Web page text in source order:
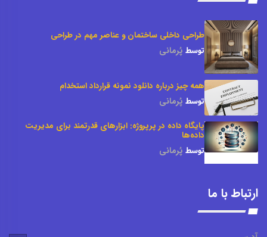
طراحی داخلی ساختمان و عناصر مهم در طراحی
توسط پُرمانی
همه چیز درباره دانلود نمونه قرارداد استخدام
توسط پُرمانی
پایگاه داده در پرپروژه: ابزارهای قدرتمند برای مدیریت
داده‌ها
توسط پُرمانی
ارتباط با ما